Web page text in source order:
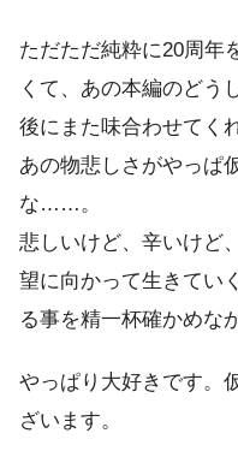
ただただ純粋に20周年
くて、あの本編のどう
後にまた味合わせてく
あの物悲しさがやっぱ
な……。
悲しいけど、辛いけど
望に向かって生きてい
る事を精一杯確かめな
やっぱり大好きです。
ざいます。